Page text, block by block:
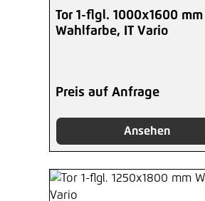
Tor 1-flgl. 1000x1600 mm
Wahlfarbe, IT Vario
Preis auf Anfrage
Ansehen